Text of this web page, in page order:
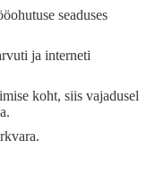
seaduses
ja interneti
koht, siis vajadusel